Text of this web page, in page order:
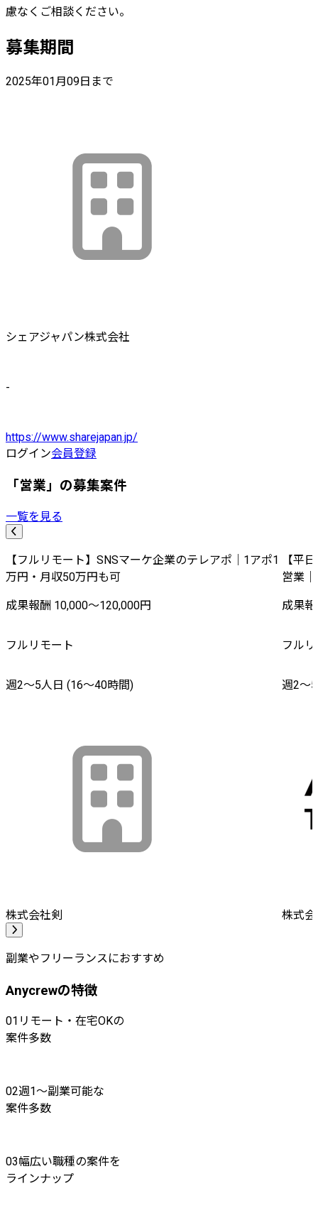
慮なくご相談ください。
募集期間
2025年01月09日まで
シェアジャパン株式会社
-
https://www.sharejapan.jp/
ログイン会員登録
「営業」の募集案件
一覧を見る
【フルリモート】SNSマーケ企業のテレアポ｜1アポ1
万円・月収50万円も可
成果報酬 10,000〜120,000円
フルリモート
週2〜5人日 (16〜40時間)
株式会社剣
【平
営業
成果
フル
週2〜
株式会
副業やフリーランスにおすすめ
Anycrewの特徴
01 リモート・在宅OKの
案件多数
02週1〜副業可能な
案件多数
03幅広い職種の案件を
ラインナップ